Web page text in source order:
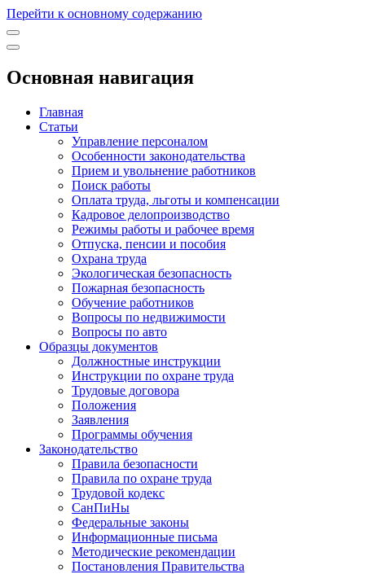
Перейти к основному содержанию
Основная навигация
Главная
Статьи
Управление персоналом
Особенности законодательства
Прием и увольнение работников
Поиск работы
Оплата труда, льготы и компенсации
Кадровое делопроизводство
Режимы работы и рабочее время
Отпуска, пенсии и пособия
Охрана труда
Экологическая безопасность
Пожарная безопасность
Обучение работников
Вопросы по недвижимости
Вопросы по авто
Образцы документов
Должностные инструкции
Инструкции по охране труда
Трудовые договора
Положения
Заявления
Программы обучения
Законодательство
Правила безопасности
Правила по охране труда
Трудовой кодекс
СанПиНы
Федеральные законы
Информационные письма
Методические рекомендации
Постановления Правительства